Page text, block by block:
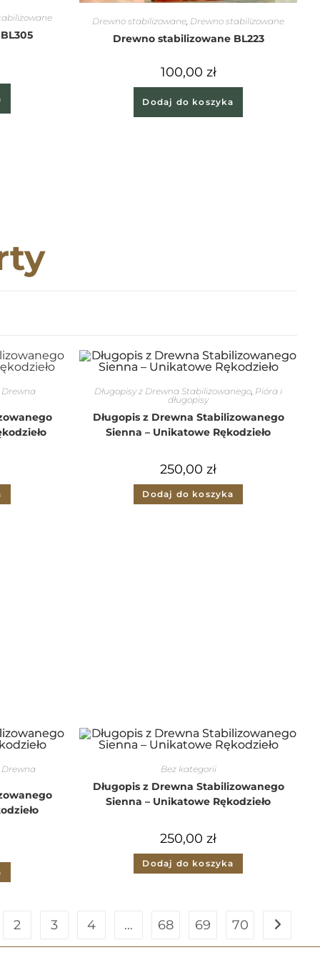
Drewno stabilizowane, Drewno stabilizowane
Drewno stabilizowane BL223
100,00 zł
Dodaj do koszyka
Drewna Długopisy z Drewna Stabilizowanego, Pióra i
długopisy
Długopis z Drewna Stabilizowanego
Sienna – Unikatowe Rękodzieło
250,00 zł
Dodaj do koszyka
Drewna Bez kategorii
Długopis z Drewna Stabilizowanego
Sienna – Unikatowe Rękodzieło
250,00 zł
Dodaj do koszyka
2 3 4 … 68 69 70